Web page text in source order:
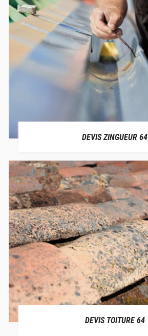
DEVIS ZINGUEUR 64
DEVIS TOITURE 64